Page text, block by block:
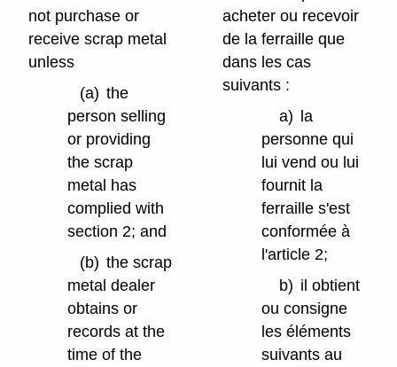
not purchase or
receive scrap metal
unless
(a) the
person selling
or providing
the scrap
metal has
complied with
section 2; and
(b) the scrap
metal dealer
obtains or
records at the
time of the
acheter ou recevoir
de la ferraille que
dans les cas
suivants :
a)
la
personne qui
lui vend ou lui
fournit la
ferraille s'est
conformée à
l'article 2;
b) il obtient
ou consigne
les éléments
suivants au